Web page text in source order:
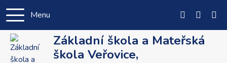
Menu +420 556
Základní škola a Mateřská
škola Veřovice,